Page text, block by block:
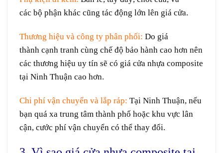
các bộ phận khác cũng tác động lớn lên giá cửa.
Thương hiệu và công ty phân phối: Do giá
thành cạnh tranh cùng chế độ bảo hành cao hơn nên
các thương hiệu uy tín sẽ có giá cửa nhựa composite
tại Ninh Thuận cao hơn.
Chi phí vận chuyển và lắp ráp: Tại Ninh Thuận, nếu
bạn quá xa trung tâm thành phố hoặc khu vực lân
cận, cước phí vận chuyển có thể thay đổi.